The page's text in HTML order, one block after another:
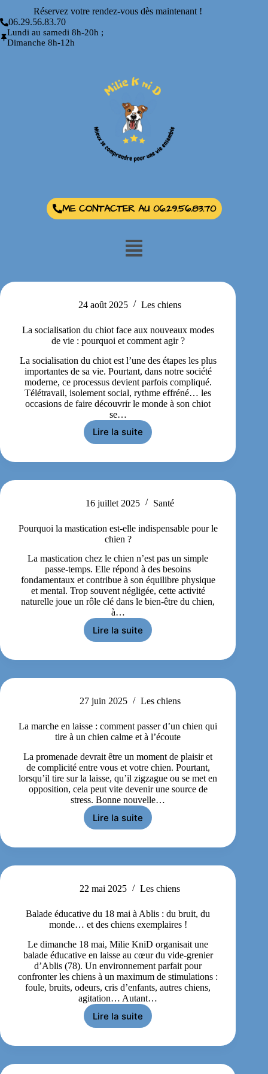
Réservez votre rendez-vous dès maintenant !
06.29.56.83.70
Lundi au samedi 8h-20h ;
Dimanche 8h-12h
ME CONTACTER AU 06.29.56.83.70
24 août 2025 Les chiens
La socialisation du chiot face aux nouveaux modes
de vie : pourquoi et comment agir ?
La socialisation du chiot est l’une des étapes les plus
importantes de sa vie. Pourtant, dans notre société
moderne, ce processus devient parfois compliqué.
Télétravail, isolement social, rythme effréné… les
occasions de faire découvrir le monde à son chiot
se…
Lire la suite
16 juillet 2025 Santé
Pourquoi la mastication est-elle indispensable pour le
chien ?
La mastication chez le chien n’est pas un simple
passe-temps. Elle répond à des besoins
fondamentaux et contribue à son équilibre physique
et mental. Trop souvent négligée, cette activité
naturelle joue un rôle clé dans le bien-être du chien,
à…
Lire la suite
27 juin 2025 Les chiens
La marche en laisse : comment passer d’un chien qui
tire à un chien calme et à l’écoute
La promenade devrait être un moment de plaisir et
de complicité entre vous et votre chien. Pourtant,
lorsqu’il tire sur la laisse, qu’il zigzague ou se met en
opposition, cela peut vite devenir une source de
stress. Bonne nouvelle…
Lire la suite
22 mai 2025 Les chiens
Balade éducative du 18 mai à Ablis : du bruit, du
monde… et des chiens exemplaires !
Le dimanche 18 mai, Milie KniD organisait une
balade éducative en laisse au cœur du vide-grenier
d’Ablis (78). Un environnement parfait pour
confronter les chiens à un maximum de stimulations :
foule, bruits, odeurs, cris d’enfants, autres chiens,
agitation… Autant…
Lire la suite